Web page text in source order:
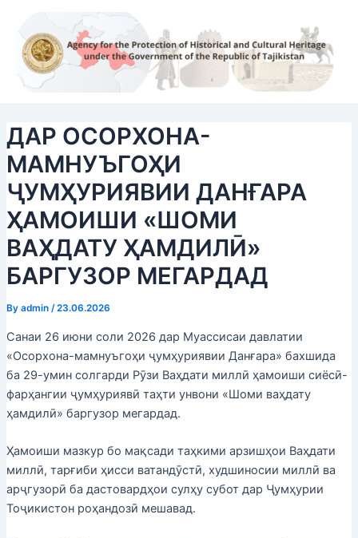
content
ДАР ОСОРХОНА-
МАМНУЪГОҲИ
ҶУМҲУРИЯВИИ ДАНҒАРА
ҲАМОИШИ «ШОМИ
ВАҲДАТУ ҲАМДИЛӢ»
БАРГУЗОР МЕГАРДАД
By admin /23.06.2026
Санаи 26 июни соли 2026 дар Муассисаи давлатии
«Осорхона-мамнуъгоҳи ҷумҳуриявии Данғара» бахшида
ба 29-умин солгарди Рӯзи Ваҳдати миллӣ ҳамоиши сиёсӣ-
фарҳангии ҷумҳуриявӣ таҳти унвони «Шоми ваҳдату
ҳамдилӣ» баргузор мегардад.
Ҳамоиши мазкур бо мақсади таҳкими арзишҳои Ваҳдати
миллӣ, тарғиби ҳисси ватандӯстӣ, худшиносии миллӣ ва
арҷгузорӣ ба дастовардҳои сулҳу субот дар Ҷумҳурии
Тоҷикистон роҳандозӣ мешавад.